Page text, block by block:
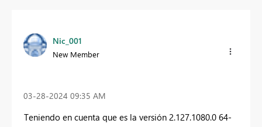
Nic_001
New Member
‎03-28-2024 09:35 AM
Teniendo en cuenta que es la versión 2.127.1080.0 64-